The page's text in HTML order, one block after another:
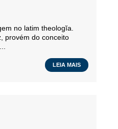
no latim theologĭa.
provém do conceito
LEIA MAIS